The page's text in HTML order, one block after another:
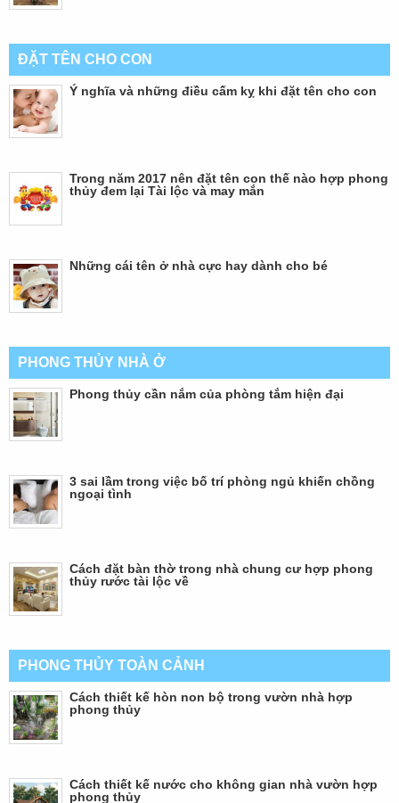
ĐẶT TÊN CHO CON
Ý nghĩa và những điều cấm kỵ khi đặt tên cho con
Trong năm 2017 nên đặt tên con thế nào hợp phong
thủy đem lại Tài lộc và may mắn
Những cái tên ở nhà cực hay dành cho bé
PHONG THỦY NHÀ Ở
Phong thủy cần nắm của phòng tắm hiện đại
3 sai lầm trong việc bố trí phòng ngủ khiến chồng
ngoại tình
Cách đặt bàn thờ trong nhà chung cư hợp phong
thủy rước tài lộc về
PHONG THỦY TOÀN CẢNH
Cách thiết kế hòn non bộ trong vườn nhà hợp
phong thủy
Cách thiết kế nước cho không gian nhà vườn hợp
phong thủy